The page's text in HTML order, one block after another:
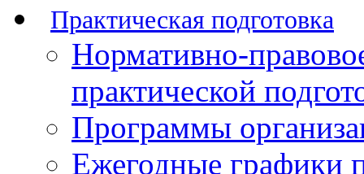
Практическая подготовка
Нормативно-
практической
Программы
Ежегодные графики